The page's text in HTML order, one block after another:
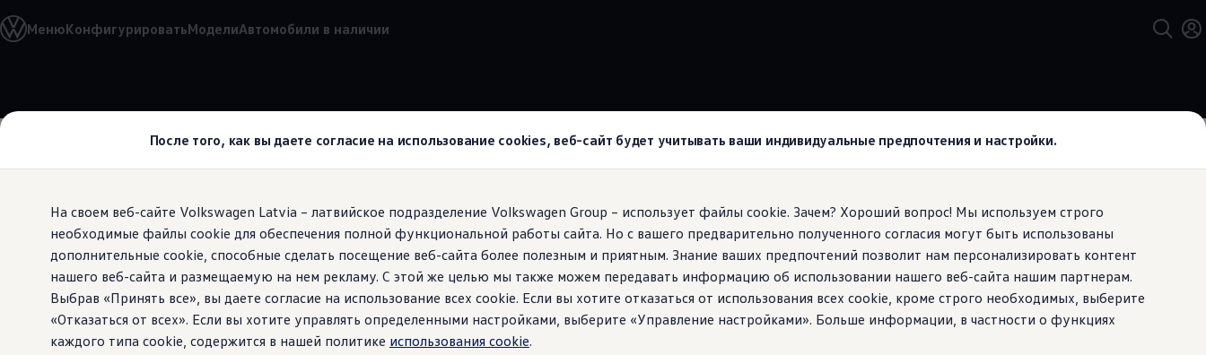
После того, как вы даете согласие на использование cookies, веб-сайт будет учитывать ваши индивидуальные предпочтения и настройки.
На своем веб-сайте Volkswagen Latvia – латвийское подразделение Volkswagen Group – использует файлы cookie. Зачем? Хороший вопрос! Мы используем строго
необходимые файлы cookie для обеспечения полной функциональной работы сайта. Но с вашего предварительно полученного согласия могут быть использованы
дополнительные cookie, способные сделать посещение веб-сайта более полезным и приятным. Знание ваших предпочтений позволит нам персонализировать контент
нашего веб-сайта и размещаемую на нем рекламу. С этой же целью мы также можем передавать информацию об использовании нашего веб-сайта нашим партнерам.
Выбрав «Принять все», вы даете согласие на использование всех cookie. Если вы хотите отказаться от использования всех cookie, кроме строго необходимых, выберите
«Отказаться от всех». Если вы хотите управлять определенными настройками, выберите «Управление настройками». Больше информации, в частности о функциях
каждого типа cookie, содержится в нашей политике использования cookie.
основному
нижнему
МенюКонфигурироватьМоделиАвтомобили в наличии
Выбери свой Volkswagen
Модельный ряд
Автомобильный онлайн-магазин Volkswagen
Лизинг Volkswagen
Взаимодействие в сети простыми словами
VW Connect
Активация
Все службы
VW Connect для Вашего ID.
Обновления (Upgrades)
Car-Net
App-Connect
Fleet Interface Data
Приборная панельDigital Cockpit Pro
Просматривайте именно ту информацию,
которая вам необходима